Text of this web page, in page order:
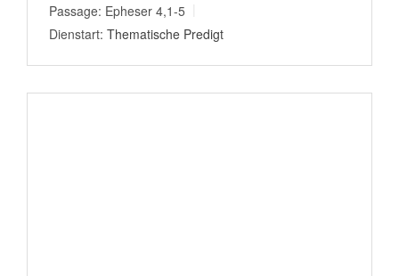
Passage: Epheser 4,1-5
Dienstart: Thematische Predigt